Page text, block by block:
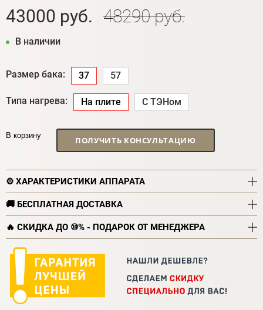
43000 руб. 48290 руб.
В наличии
Размер бака: 37 57
Типа нагрева: На плите С ТЭНом
В корзину ПОЛУЧИТЬ КОНСУЛЬТАЦИЮ
⚙️ ХАРАКТЕРИСТИКИ АППАРАТА
🚚 БЕСПЛАТНАЯ ДОСТАВКА
🔥 СКИДКА ДО ⑩% - ПОДАРОК ОТ МЕНЕДЖЕРА